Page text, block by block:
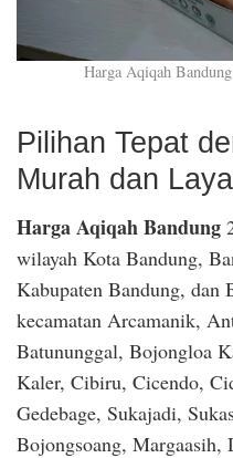
Harga Aqiqah
Pilihan Tepat
Murah dan
Harga Aqiqah Bandung
wilayah Kota Bandung,
Kabupaten Bandung, dan
kecamatan Arcamanik,
Batununggal, Bojongloa
Kaler, Cibiru, Cicendo,
Gedebage, Sukajadi,
Bojongsoang, Margaasih,